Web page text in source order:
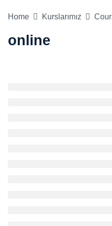
Home Kurslarımız
online